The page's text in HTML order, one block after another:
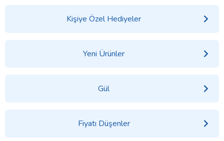
Kişiye Özel Hediyeler
Yeni Ürünler
Gül
Fiyatı Düşenler